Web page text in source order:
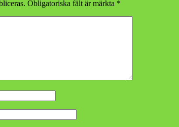
Obligatoriska fält är märkta *